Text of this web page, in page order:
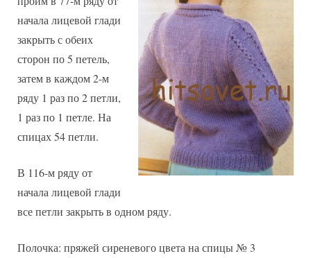
начала лицевой глади
закрыть с обеих
сторон по 5 петель,
затем в каждом 2-м
ряду 1 раз по 2 петли,
1 раз по 1 петле. На
спицах 54 петли.
В 116-м ряду от
начала лицевой глади
все петли закрыть в одном ряду.
Полочка: пряжей сиреневого цвета на спицы № 3